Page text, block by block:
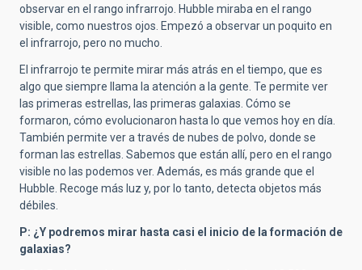
observar en el rango infrarrojo. Hubble miraba en el rango
visible, como nuestros ojos. Empezó a observar un poquito en
el infrarrojo, pero no mucho.
El infrarrojo te permite mirar más atrás en el tiempo, que es
algo que siempre llama la atención a la gente. Te permite ver
las primeras estrellas, las primeras galaxias. Cómo se
formaron, cómo evolucionaron hasta lo que vemos hoy en día.
También permite ver a través de nubes de polvo, donde se
forman las estrellas. Sabemos que están allí, pero en el rango
visible no las podemos ver. Además, es más grande que el
Hubble. Recoge más luz y, por lo tanto, detecta objetos más
débiles.
P: ¿Y podremos mirar hasta casi el inicio de la formación de
galaxias?